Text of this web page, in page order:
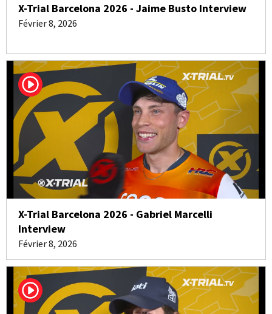
X-Trial Barcelona 2026 - Jaime Busto Interview
Février 8, 2026
X-Trial Barcelona 2026 - Gabriel Marcelli
Interview
Février 8, 2026